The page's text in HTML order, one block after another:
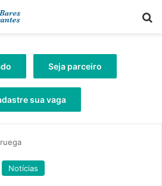
Seja parceiro
sua vaga
Notícias